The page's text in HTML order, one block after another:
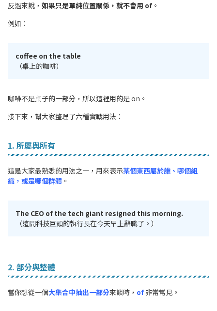
反過來說， 如果只是單純位置關係，就不會用 of 。
例如：
coffee on the table
（桌上的咖啡）
咖啡不是桌子的一部分，所以這裡用的是 on。
接下來，幫大家整理了六種實戰用法：
1. 所屬與所有
這是大家最熟悉的用法之一，用來表示某個東西屬於誰、哪個組
織，或是哪個群體 。
The CEO of the tech giant resigned this morning.
（這間科技巨頭的執行長在今天早上辭職了。）
2. 部分與整體
當你想從一個大集合中抽出一部分來談時， of 非常常見。